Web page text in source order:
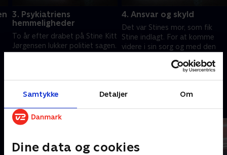
Samtykke Detaljer Om
Dine data og cookies
3. Psykiatriens
hemmeligheder
To år efter drabet på Stine Kitt
Jørgensen lukker politiet sagen.
23. juni 2024 • 21 min
4. Ansvar og skyld
Det var Stines mor, som fik
Stine indlagt. For at komme
videre i sin sorg og med den
vigtigt for hende at få placeret
30. juni 2024 • 19 min